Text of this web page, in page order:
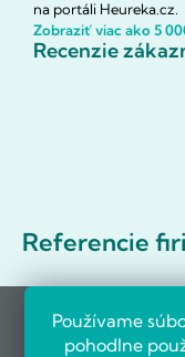
Používame
pohodlne
na portáli Heureka.cz.
Zobraziť viac ako 5
Recenzie
Referencie